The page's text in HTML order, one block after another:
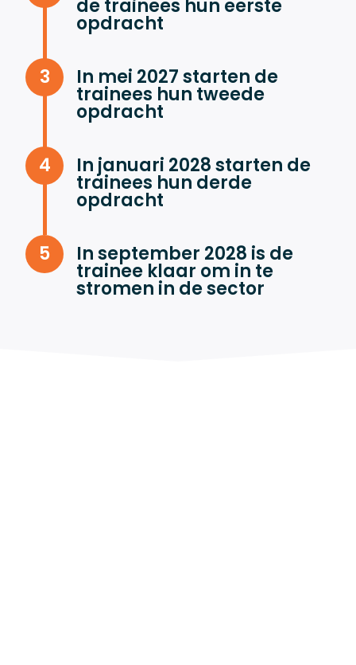
de trainees hun eerste
opdracht
In mei 2027 starten de
trainees hun tweede
opdracht
In januari 2028 starten de
trainees hun derde
opdracht
In september 2028 is de
trainee klaar om in te
stromen in de sector
Er zijn trainingen,
workshops en ook
onderdeel van de
Traineedagen